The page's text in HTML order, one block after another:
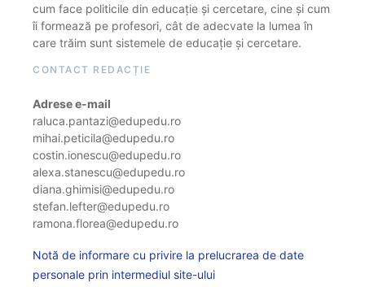
cum face politicile din educație și cercetare, cine și cum
îi formează pe profesori, cât de adecvate la lumea în
care trăim sunt sistemele de educație și cercetare.
CONTACT REDACȚIE
Adrese e-mail
raluca.pantazi@edupedu.ro
mihai.peticila@edupedu.ro
costin.ionescu@edupedu.ro
alexa.stanescu@edupedu.ro
diana.ghimisi@edupedu.ro
stefan.lefter@edupedu.ro
ramona.florea@edupedu.ro
Notă de informare cu privire la prelucrarea de date
personale prin intermediul site-ului